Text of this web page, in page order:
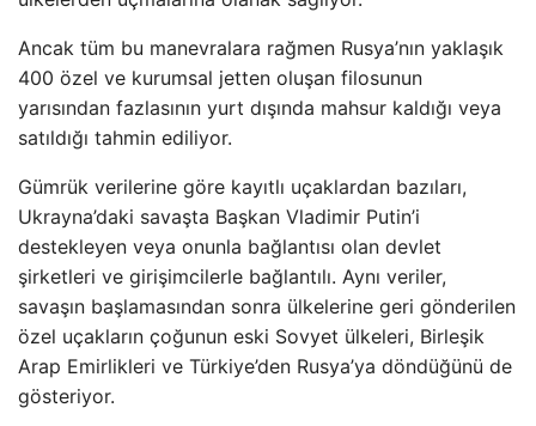
Ancak tüm bu manevralara rağmen Rusya’nın yaklaşık
400 özel ve kurumsal jetten oluşan filosunun
yarısından fazlasının yurt dışında mahsur kaldığı veya
satıldığı tahmin ediliyor.
Gümrük verilerine göre kayıtlı uçaklardan bazıları,
Ukrayna’daki savaşta Başkan Vladimir Putin’i
destekleyen veya onunla bağlantısı olan devlet
şirketleri ve girişimcilerle bağlantılı. Aynı veriler,
savaşın başlamasından sonra ülkelerine geri gönderilen
özel uçakların çoğunun eski Sovyet ülkeleri, Birleşik
Arap Emirlikleri ve Türkiye’den Rusya’ya döndüğünü de
gösteriyor.